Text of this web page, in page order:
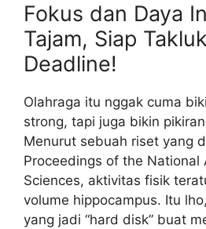
Fokus dan Daya
Tajam, Siap
Deadline!
Olahraga itu nggak cuma
strong, tapi juga bikin
Menurut sebuah riset yang
Proceedings of the National
Sciences, aktivitas fisik
volume hippocampus. Itu
yang jadi “hard disk” buat